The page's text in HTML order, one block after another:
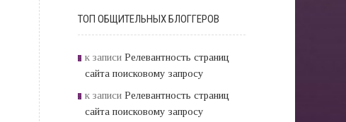
ТОП ОБЩИТЕЛЬНЫХ БЛОГГЕРОВ
к записи Релевантность страниц
сайта поисковому запросу
к записи Релевантность страниц
сайта поисковому запросу